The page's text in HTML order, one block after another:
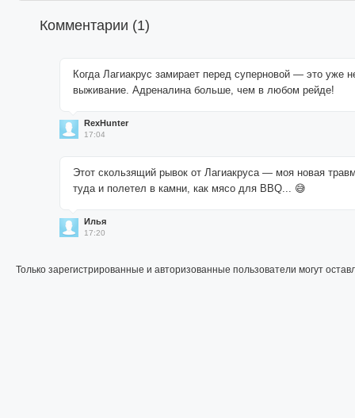
Комментарии (1)
Когда Лагиакрус замирает перед суперновой — это уже
выживание. Адреналина больше, чем в любом рейде!
RexHunter
17:04
Этот скользящий рывок от Лагиакруса — моя новая
туда и полетел в камни, как мясо для BBQ... 😅
Илья
17:20
Только зарегистрированные и авторизованные пользователи могут